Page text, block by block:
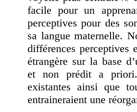
facile pour un
perceptives pour des
sa langue maternelle.
différences perceptives
étrangère sur la base
et non prédit a priori.
existantes ainsi que
entraineraient une